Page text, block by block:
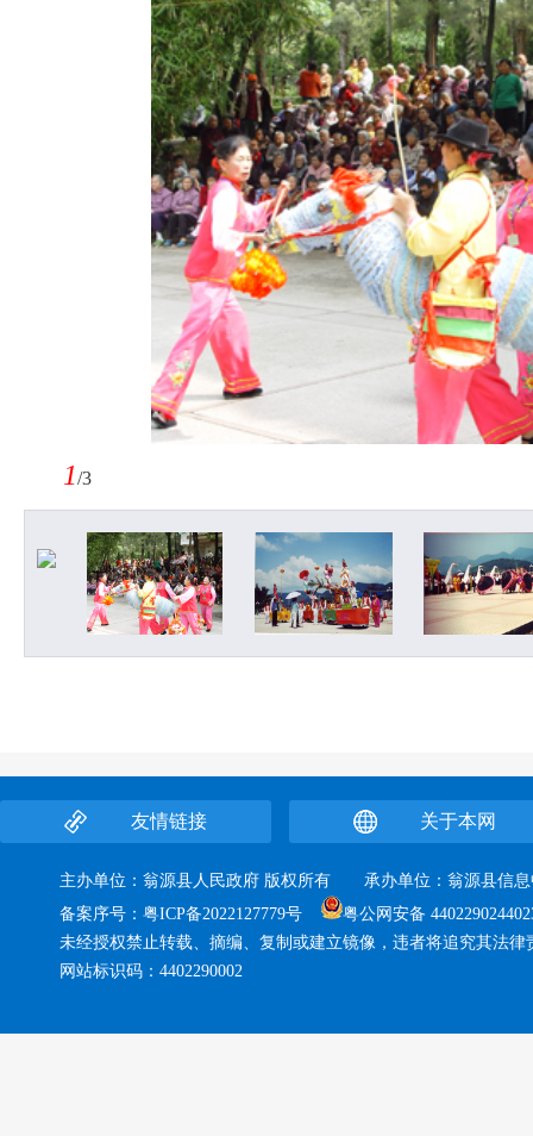
1/3
友情链接 关于本网
主办单位：翁源县人民政府 版权所有 承办单位：翁源县
备案序号： 粤ICP备2022127779号
粤公网安备
未经授权禁止转载、摘编、复制或建立镜像，违者将追究其法律
网站标识码：4402290002